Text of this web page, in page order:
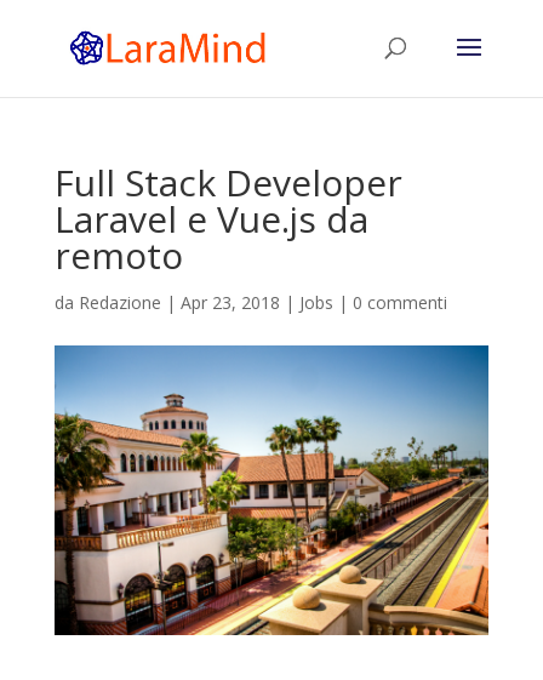
Full Stack Developer
Laravel e Vue.js da
remoto
da Redazione | Apr 23, 2018 | Jobs | 0 commenti